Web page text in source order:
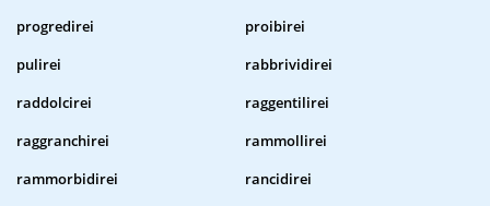
progredirei
proibirei
pulirei
rabbrividirei
raddolcirei
raggentilirei
raggranchirei
rammollirei
rammorbidirei
rancidirei